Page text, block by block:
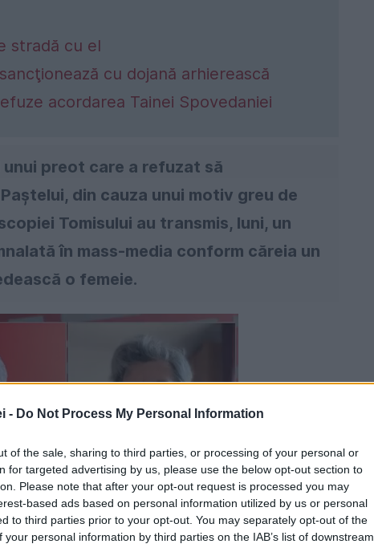
- Do Not Process My Personal Information
of the sale, sharing to third parties, or processing of your personal or
for targeted advertising by us, please use the below opt-out section to
Please note that after your opt-out request is processed you may
based ads based on personal information utilized by us or personal
to third parties prior to your opt-out. You may separately opt-out of the
personal information by third parties on the IAB’s list of downstream
stradă cu el
cu dojană arhierească
acordarea Tainei Spovedaniei
preot care a refuzat să
din cauza unui motiv greu de
Tomisului au transmis, luni, un
în mass-media conform căreia un
o femeie.